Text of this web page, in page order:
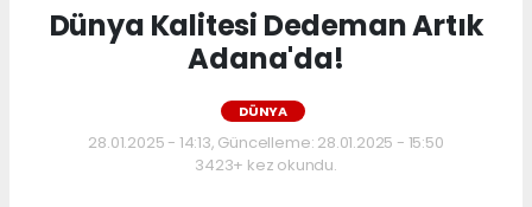
Dünya Kalitesi Dedeman Artık
Adana'da!
DÜNYA
28.01.2025 - 14:13, Güncelleme: 28.01.2025 - 15:50
3423+ kez okundu.